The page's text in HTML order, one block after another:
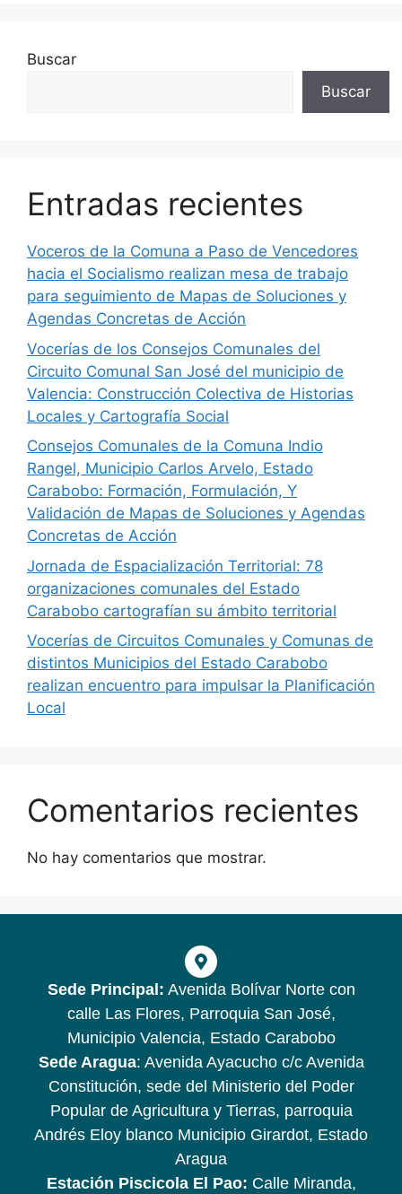
Buscar
Buscar
Entradas recientes
Voceros de la Comuna a Paso de Vencedores
hacia el Socialismo realizan mesa de trabajo
para seguimiento de Mapas de Soluciones y
Agendas Concretas de Acción
Vocerías de los Consejos Comunales del
Circuito Comunal San José del municipio de
Valencia: Construcción Colectiva de Historias
Locales y Cartografía Social
Consejos Comunales de la Comuna Indio
Rangel, Municipio Carlos Arvelo, Estado
Carabobo: Formación, Formulación, Y
Validación de Mapas de Soluciones y Agendas
Concretas de Acción
Jornada de Espacialización Territorial: 78
organizaciones comunales del Estado
Carabobo cartografían su ámbito territorial
Vocerías de Circuitos Comunales y Comunas de
distintos Municipios del Estado Carabobo
realizan encuentro para impulsar la Planificación
Local
Comentarios recientes
No hay comentarios que mostrar.
Sede Principal: Avenida Bolívar Norte con
calle Las Flores, Parroquia San José,
Municipio Valencia, Estado Carabobo
Sede Aragua: Avenida Ayacucho c/c Avenida
Constitución, sede del Ministerio del Poder
Popular de Agricultura y Tierras, parroquia
Andrés Eloy blanco Municipio Girardot, Estado
Aragua
Estación Piscicola El Pao: Calle Miranda,